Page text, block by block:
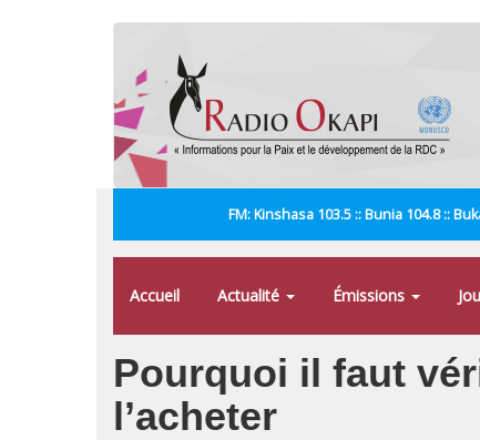
FM: Kinshasa 103.5 :: Bunia 104.8 ::
Accueil Actualité Émissions
Pourquoi il faut
l’acheter